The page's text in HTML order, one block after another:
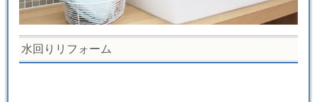
水回りリフォーム